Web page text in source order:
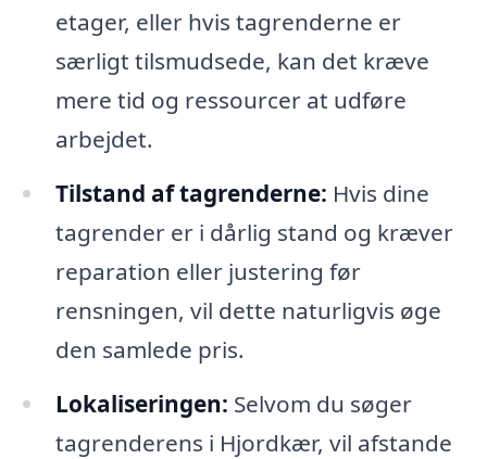
etager, eller hvis tagrenderne er
særligt tilsmudsede, kan det kræve
mere tid og ressourcer at udføre
arbejdet.
Tilstand af tagrenderne: Hvis dine
tagrender er i dårlig stand og kræver
reparation eller justering før
rensningen, vil dette naturligvis øge
den samlede pris.
Lokaliseringen: Selvom du søger
tagrenderens i Hjordkær, vil afstande